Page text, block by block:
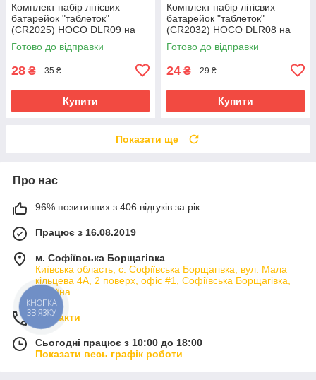
Комплект набір літієвих
батарейок "таблеток"
(CR2025) HOCO DLR09 на
150mAh (1 шт.)
Готово до відправки
28 ₴ 35 ₴
Купити
Комплект набір літієвих
батарейок "таблеток"
(CR2032) HOCO DLR08 на
210mAh (1 шт.)
Готово до відправки
24 ₴ 29 ₴
Купити
Показати ще
Про нас
96% позитивних з 406 відгуків за рік
Працює з 16.08.2019
м. Софіївська Борщагівка
Київська область, с. Софіївська Борщагівка, вул. Мала
кільцева 4А, 2 поверх, офіс #1, Софіївська Борщагівка,
Україна
Контакти
Сьогодні працює з 10:00 до 18:00
Показати весь графік роботи
КНОПКА
ЗВ'ЯЗКУ